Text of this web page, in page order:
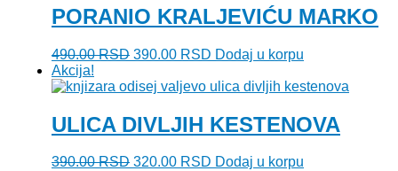
PORANIO KRALJEVIĆU MARKO
490.00RSD Originalna
je
490.00 RSD.
390.00 RSD Trenutna
je:
Dodaj u korpu
Akcija!
ULICA DIVLJIH KESTENOVA
390.00RSD Originalna
320.00 RSD Trenutna
Dodaj u korpu